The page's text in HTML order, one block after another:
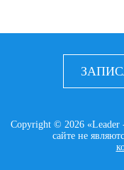
Copyright © 2026
сайте не